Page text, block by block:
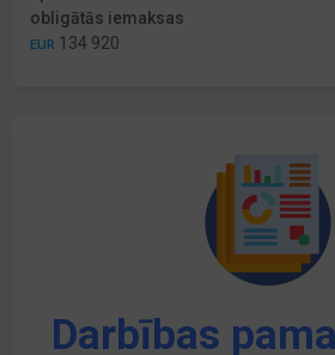
obligātās iemaksas
EUR 134 920
Darbības